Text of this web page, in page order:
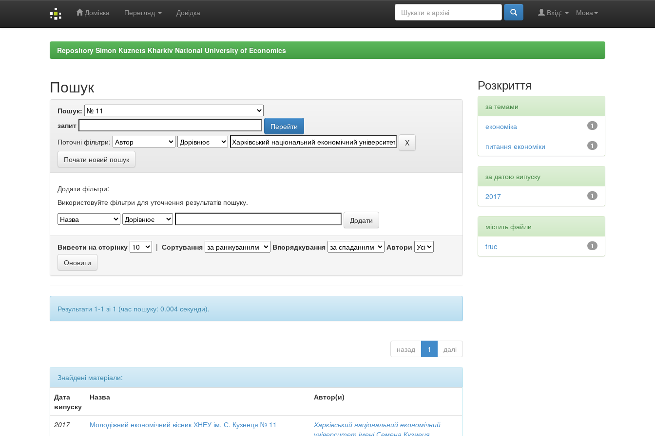
Домівка Перегляд Довідка Мова
Вхід:
Repository Simon Kuznets Kharkiv National University of Economics
Пошук
Пошук:
запит
Поточні фільтри:
Почати новий пошук
Додати фільтри:
Використовуйте фільтри для уточнення результатів пошуку.
Вивести на сторінку | Сортування Впорядкування Автори
Результати 1-1 зі 1 (час пошуку: 0.004 секунди).
назад 1 далі
Знайдені матеріали:
Дата
випуску
Назва Автор(и)
2017 Молодіжний економічний вісник ХНЕУ ім. С. Кузнеця № 11
Харківський національний економічний
університет імені Семена Кузнеця
Розкриття
за темами
1
економіка
1
питання економіки
за датою випуску
1
2017
містить файли
1
true